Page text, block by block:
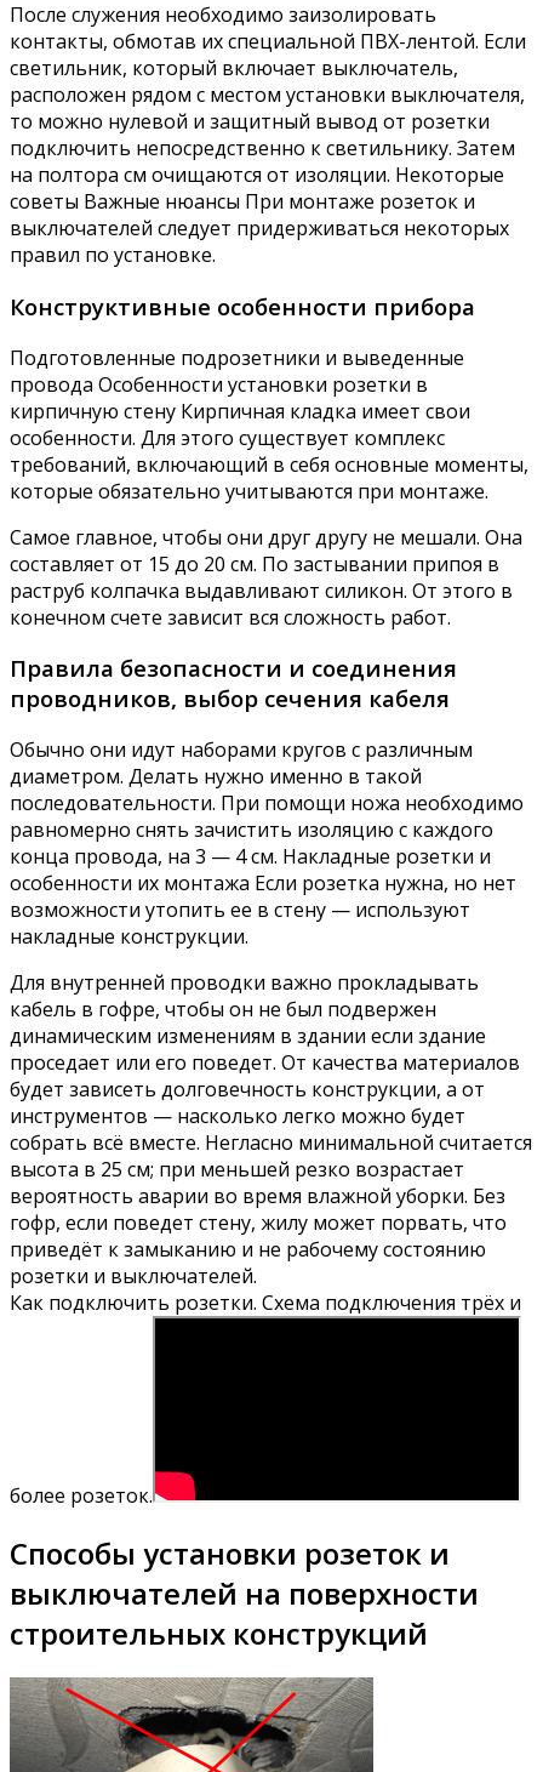
После служения необходимо заизолировать
контакты, обмотав их специальной ПВХ-лентой. Если
светильник, который включает выключатель,
расположен рядом с местом установки выключателя,
то можно нулевой и защитный вывод от розетки
подключить непосредственно к светильнику. Затем
на полтора см очищаются от изоляции. Некоторые
советы Важные нюансы При монтаже розеток и
выключателей следует придерживаться некоторых
правил по установке.
Конструктивные особенности прибора
Подготовленные подрозетники и выведенные
провода Особенности установки розетки в
кирпичную стену Кирпичная кладка имеет свои
особенности. Для этого существует комплекс
требований, включающий в себя основные моменты,
которые обязательно учитываются при монтаже.
Самое главное, чтобы они друг другу не мешали. Она
составляет от 15 до 20 см. По застывании припоя в
раструб колпачка выдавливают силикон. От этого в
конечном счете зависит вся сложность работ.
Правила безопасности и соединения
проводников, выбор сечения кабеля
Обычно они идут наборами кругов с различным
диаметром. Делать нужно именно в такой
последовательности. При помощи ножа необходимо
равномерно снять зачистить изоляцию с каждого
конца провода, на 3 — 4 см. Накладные розетки и
особенности их монтажа Если розетка нужна, но нет
возможности утопить ее в стену — используют
накладные конструкции.
Для внутренней проводки важно прокладывать
кабель в гофре, чтобы он не был подвержен
динамическим изменениям в здании если здание
проседает или его поведет. От качества материалов
будет зависеть долговечность конструкции, а от
инструментов — насколько легко можно будет
собрать всё вместе. Негласно минимальной считается
высота в 25 см; при меньшей резко возрастает
вероятность аварии во время влажной уборки. Без
гофр, если поведет стену, жилу может порвать, что
приведёт к замыканию и не рабочему состоянию
розетки и выключателей.
Как подключить розетки. Схема подключения трёх и
более розеток.
Способы установки розеток и
выключателей на поверхности
строительных конструкций